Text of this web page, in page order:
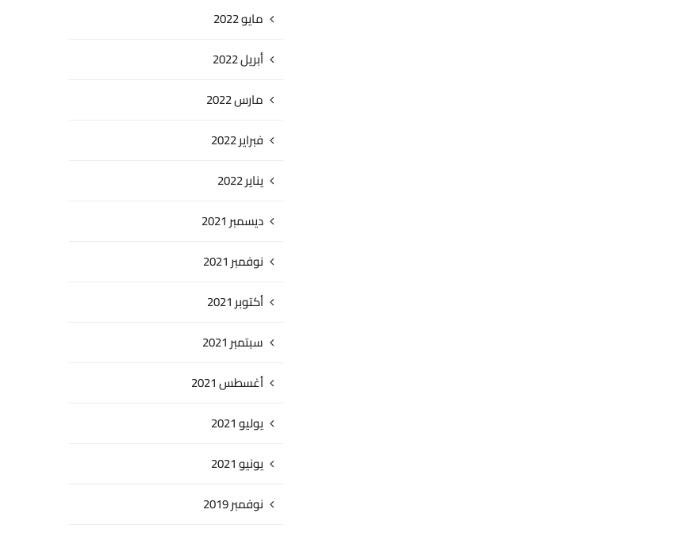
مايو 2022
أبريل 2022
مارس 2022
فبراير 2022
يناير 2022
ديسمبر 2021
نوفمبر 2021
أكتوبر 2021
سبتمبر 2021
أغسطس 2021
يوليو 2021
يونيو 2021
نوفمبر 2019